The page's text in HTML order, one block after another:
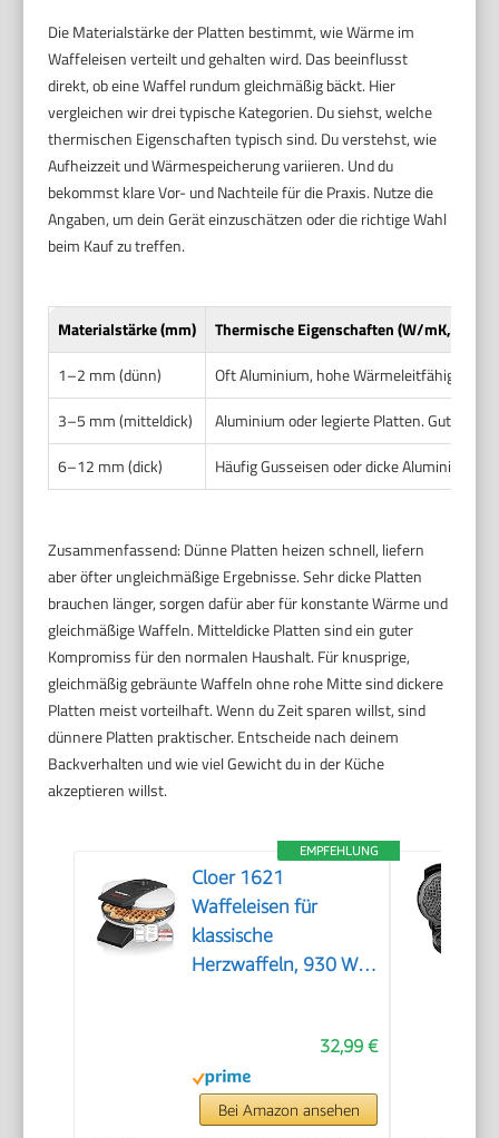
Die Materialstärke der Platten bestimmt, wie Wärme im
Waffeleisen verteilt und gehalten wird. Das beeinflusst
direkt, ob eine Waffel rundum gleichmäßig bäckt. Hier
vergleichen wir drei typische Kategorien. Du siehst, welche
thermischen Eigenschaften typisch sind. Du verstehst, wie
Aufheizzeit und Wärmespeicherung variieren. Und du
bekommst klare Vor- und Nachteile für die Praxis. Nutze die
Angaben, um dein Gerät einzuschätzen oder die richtige Wahl
beim Kauf zu treffen.
Materialstärke (mm)
Thermische Eigenschaften (W/mK, kurz)
1–2 mm (dünn)
Oft Aluminium, hohe Wärmeleitfähigkeit
3–5 mm (mitteldick)
Aluminium oder legierte Platten. Gute
6–12 mm (dick)
Häufig Gusseisen oder dicke
Zusammenfassend: Dünne Platten heizen schnell, liefern
aber öfter ungleichmäßige Ergebnisse. Sehr dicke Platten
brauchen länger, sorgen dafür aber für konstante Wärme und
gleichmäßige Waffeln. Mitteldicke Platten sind ein guter
Kompromiss für den normalen Haushalt. Für knusprige,
gleichmäßig gebräunte Waffeln ohne rohe Mitte sind dickere
Platten meist vorteilhaft. Wenn du Zeit sparen willst, sind
dünnere Platten praktischer. Entscheide nach deinem
Backverhalten und wie viel Gewicht du in der Küche
akzeptieren willst.
EMPFEHLUNG
Cloer 1621
Waffeleisen für
klassische
Herzwaffeln, 930 W,
Bräunungsgrad, weiß,
Metall
32,99 €
Bei Amazon ansehen